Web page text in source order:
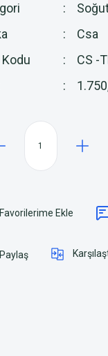
Csa
CS -
Paylaş